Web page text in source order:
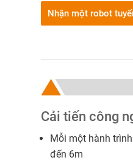
Nhận một robot
Cải tiến công
Mỗi một hành
đến 6m